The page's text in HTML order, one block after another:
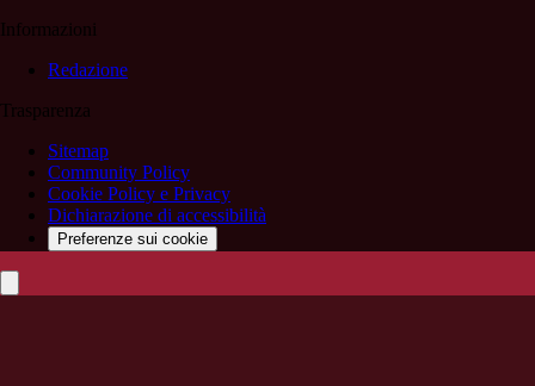
Informazioni
Redazione
Trasparenza
Sitemap
Community Policy
Cookie Policy e Privacy
Dichiarazione di accessibilità
Preferenze sui cookie